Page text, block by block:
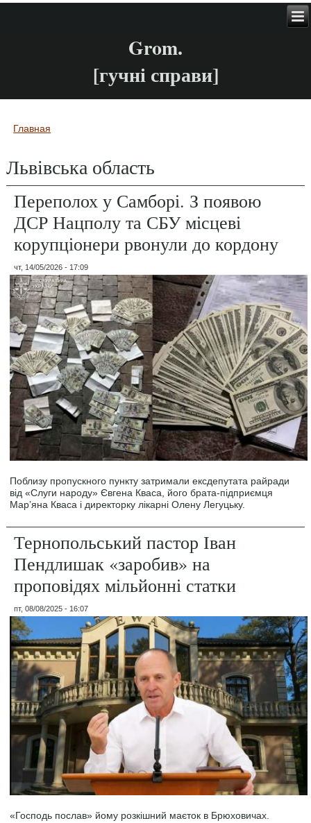
Grom.
[гучні справи]
Вы здесь
Главная
Львівська область
Переполох у Самборі. З появою
ДСР Нацполу та СБУ місцеві
корупціонери рвонули до кордону
чт, 14/05/2026 - 17:09
Поблизу пропускного пункту затримали ексдепутата райради
від «Слуги народу» Євгена Кваса, його брата-підприємця
Мар’яна Кваса і директорку лікарні Олену Легуцьку.
Тернопольський пастор Іван
Пендлишак «заробив» на
проповідях мільйонні статки
пт, 08/08/2025 - 16:07
«Господь послав» йому розкішний маєток в Брюховичах.